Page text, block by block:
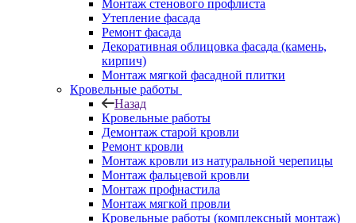
Монтаж стенового профлиста
Утепление фасада
Ремонт фасада
Декоративная облицовка фасада (камень,
кирпич)
Монтаж мягкой фасадной плитки
Кровельные работы
Назад
Кровельные работы
Демонтаж старой кровли
Ремонт кровли
Монтаж кровли из натуральной черепицы
Монтаж фальцевой кровли
Монтаж профнастила
Монтаж мягкой провли
Кровельные работы (комплексный монтаж)